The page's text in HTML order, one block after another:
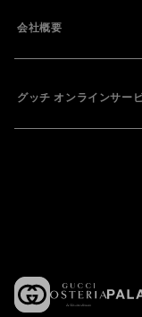
会社概要
グッチ オンラインサー